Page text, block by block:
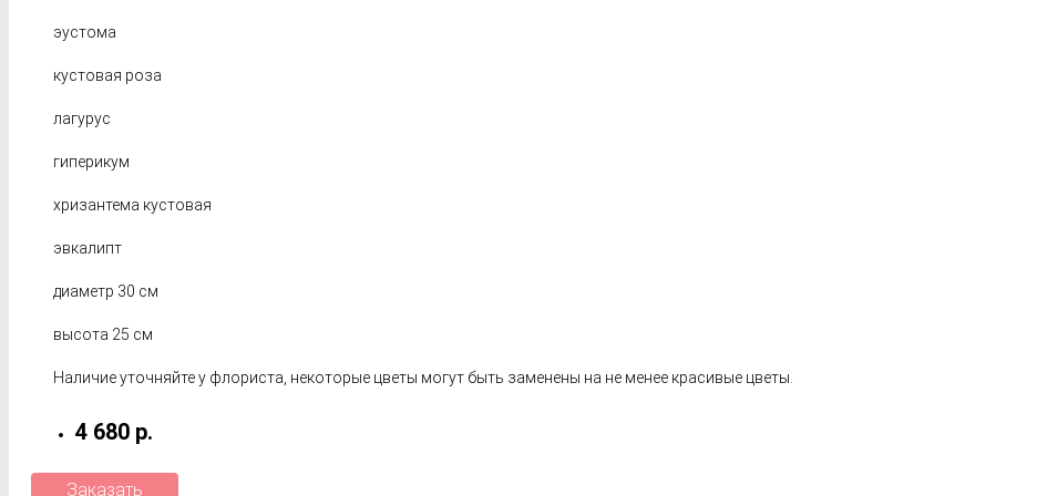
эустома
кустовая роза
лагурус
гиперикум
хризантема кустовая
эвкалипт
диаметр 30 см
высота 25 см
Наличие уточняйте у флориста, некоторые цветы могут быть заменены на не менее красивые цветы.
4 680 р.
Заказать